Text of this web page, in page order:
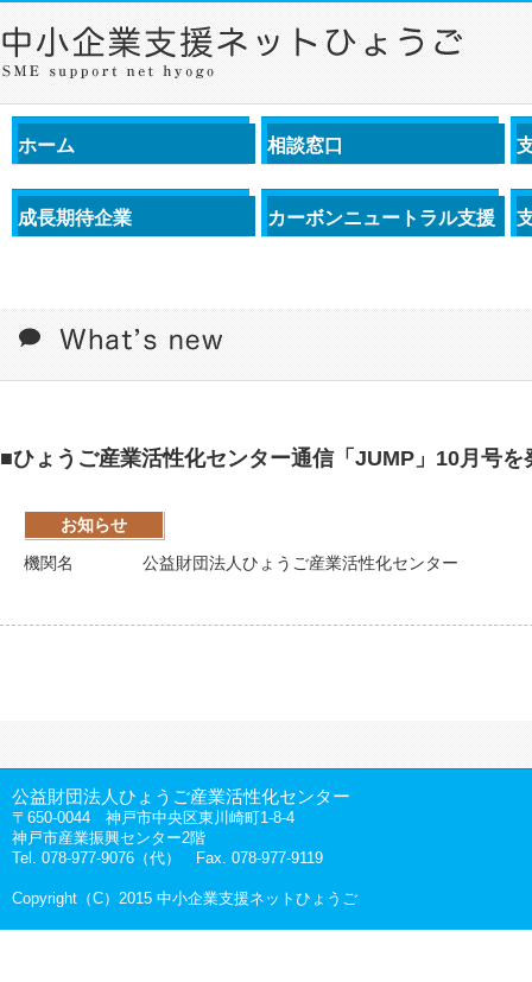
ホーム 相談窓口
成長期待企業 カーボンニュートラル支援
■ひょうご産業活性化センター通信「JUMP」10月号を
お知らせ
機関名
公益財団法人ひょうご産業活性化センター
公益財団法人ひょうご産業活性化センター
〒650-0044 神戸市中央区東川崎町1-8-4
神戸市産業振興センター2階
Tel. 078-977-9076（代） Fax. 078-977-9119
Copyright（C）2015 中小企業支援ネットひょうご